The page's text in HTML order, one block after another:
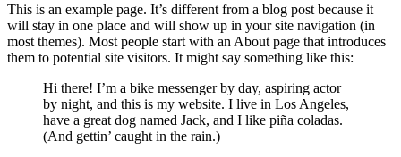
This is an example page. It’s different from a blog post because it
will stay in one place and will show up in your site navigation (in
most themes). Most people start with an About page that introduces
them to potential site visitors. It might say something like this:
Hi there! I’m a bike messenger by day, aspiring actor
by night, and this is my website. I live in Los Angeles,
have a great dog named Jack, and I like piña coladas.
(And gettin’ caught in the rain.)